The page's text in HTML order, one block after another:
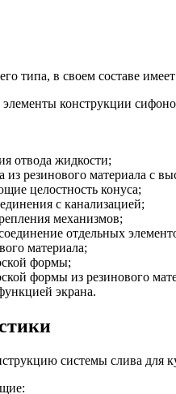
типа, в своем составе
конструкции
отвода жидкости;
из резинового материала с
целостность конуса;
с канализацией;
механизмов;
отдельных
материала;
формы;
формы из резинового
экрана.
системы слива для